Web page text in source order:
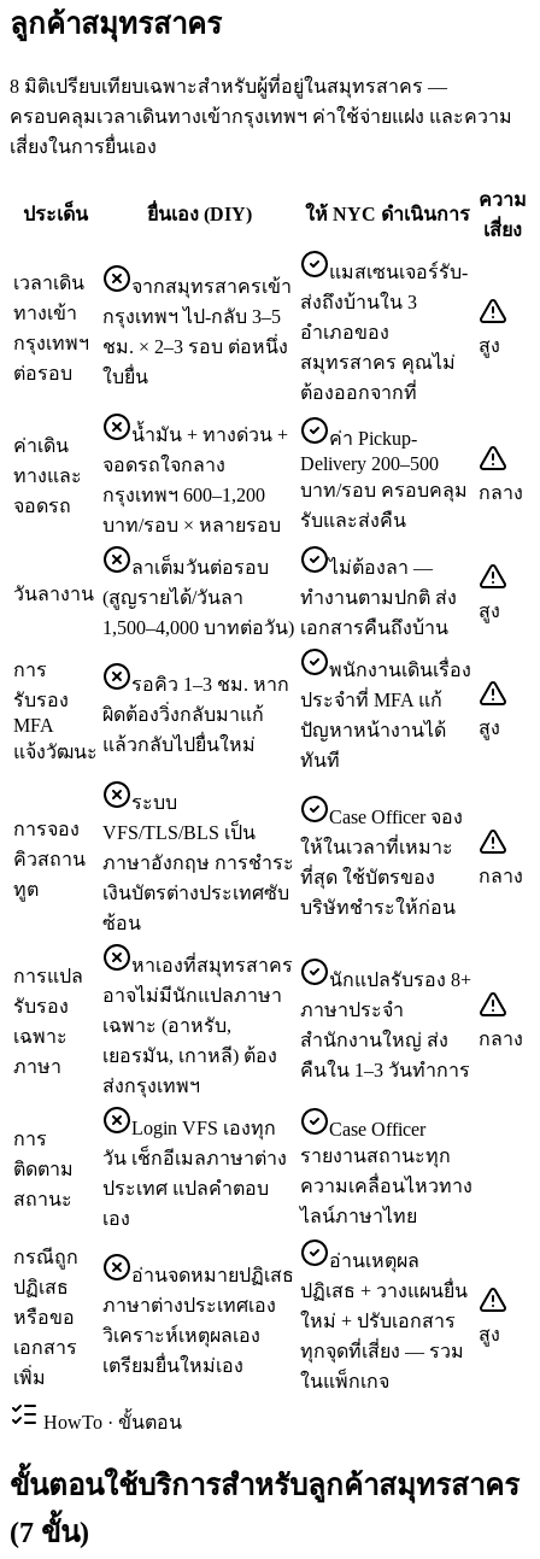
ลูกค้าสมุทรสาคร
8 มิติเปรียบเทียบเฉพาะสำหรับผู้ที่อยู่ในสมุทรสาคร —
ครอบคลุมเวลาเดินทางเข้ากรุงเทพฯ ค่าใช้จ่ายแฝง และความ
เสี่ยงในการยื่นเอง
ประเด็น ยื่นเอง (DIY) ให้ NYC ดำเนินการ
ความ
เสี่ยง
เวลาเดิน
ทางเข้า
กรุงเทพฯ
ต่อรอบ
จากสมุทรสาครเข้า
กรุงเทพฯ ไป-กลับ 3–5
ชม. × 2–3 รอบ ต่อหนึ่ง
ใบยื่น
แมสเซนเจอร์รับ-
ส่งถึงบ้านใน 3
อำเภอของ
สมุทรสาคร คุณไม่
ต้องออกจากที่
สูง
ค่าเดิน
ทางและ
จอดรถ
น้ำมัน + ทางด่วน +
จอดรถใจกลาง
กรุงเทพฯ 600–1,200
บาท/รอบ × หลายรอบ
ค่า Pickup-
Delivery 200–500
บาท/รอบ ครอบคลุม
รับและส่งคืน
กลาง
วันลางาน
ลาเต็มวันต่อรอบ
(สูญรายได้/วันลา
1,500–4,000 บาทต่อวัน)
ไม่ต้องลา —
ทำงานตามปกติ ส่ง
เอกสารคืนถึงบ้าน
สูง
การ
รับรอง
MFA
แจ้งวัฒนะ
รอคิว 1–3 ชม. หาก
ผิดต้องวิ่งกลับมาแก้
แล้วกลับไปยื่นใหม่
พนักงานเดินเรื่อง
ประจำที่ MFA แก้
ปัญหาหน้างานได้
ทันที
สูง
การจอง
คิวสถาน
ทูต
ระบบ
VFS/TLS/BLS เป็น
ภาษาอังกฤษ การชำระ
เงินบัตรต่างประเทศซับ
ซ้อน
Case Officer จอง
ให้ในเวลาที่เหมาะ
ที่สุด ใช้บัตรของ
บริษัทชำระให้ก่อน
กลาง
การแปล
รับรอง
เฉพาะ
ภาษา
หาเองที่สมุทรสาคร
อาจไม่มีนักแปลภาษา
เฉพาะ (อาหรับ,
เยอรมัน, เกาหลี) ต้อง
ส่งกรุงเทพฯ
นักแปลรับรอง 8+
ภาษาประจำ
สำนักงานใหญ่ ส่ง
คืนใน 1–3 วันทำการ
กลาง
การ
ติดตาม
สถานะ
Login VFS เองทุก
วัน เช็กอีเมลภาษาต่าง
ประเทศ แปลคำตอบ
เอง
Case Officer
รายงานสถานะทุก
ความเคลื่อนไหวทาง
ไลน์ภาษาไทย
กรณีถูก
ปฏิเสธ
หรือขอ
เอกสาร
เพิ่ม
อ่านจดหมายปฏิเสธ
ภาษาต่างประเทศเอง
วิเคราะห์เหตุผลเอง
เตรียมยื่นใหม่เอง
อ่านเหตุผล
ปฏิเสธ + วางแผนยื่น
ใหม่ + ปรับเอกสาร
ทุกจุดที่เสี่ยง — รวม
ในแพ็กเกจ
สูง
HowTo · ขั้นตอน
ขั้นตอนใช้บริการสำหรับลูกค้าสมุทรสาคร
(7 ขั้น)